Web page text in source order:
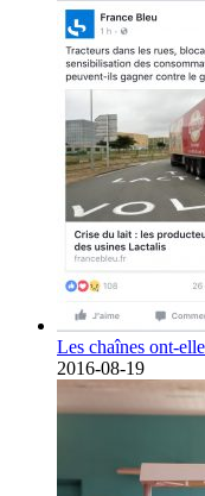
Les chaînes ont-
2016-08-19